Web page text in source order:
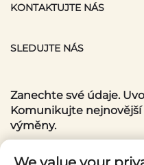
KONTAKTUJTE NÁS
SLEDUJTE NÁS
Zanechte své údaje.
Komunikujte nejnovější
výměny.
Váš e-mail